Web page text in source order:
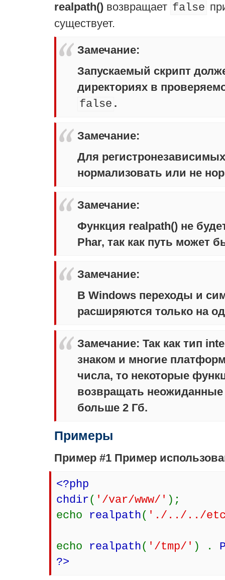
realpath() возвращает false
существует.
Замечание:
Запускаемый скрипт
директориях в
false .
Замечание:
Для
нормализовать или не
Замечание:
Функция realpath() не
Phar, так как путь может
Замечание:
В Windows переходы и
расширяются только на
Замечание: Так как тип
знаком и многие
числа, то некоторые
возвращать
больше 2 Гб.
Примеры
Пример #1 Пример
<?php
chdir( '/var/www/' );
echo realpath( './../../etc/
echo realpath( '/tmp/' ) .
?>